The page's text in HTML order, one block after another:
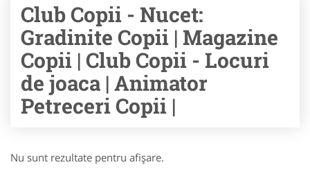
Club Copii - Nucet:
Gradinite Copii | Magazine
Copii | Club Copii - Locuri
de joaca | Animator
Petreceri Copii |
Nu sunt rezultate pentru afişare.